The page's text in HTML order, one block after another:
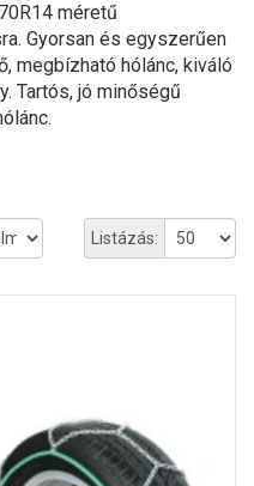
méretű
Gyorsan és egyszerűen
megbízható hólánc, kiváló
Tartós, jó minőségű
hólánc.
Listázás: